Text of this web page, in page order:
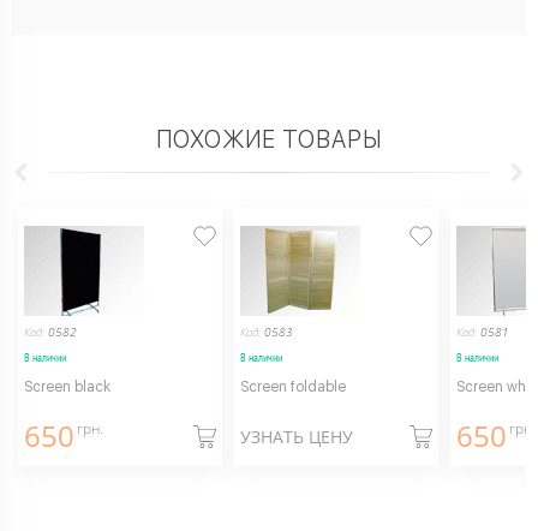
ПОХОЖИЕ ТОВАРЫ
Код: 0582
В наличии
Screen black
650 грн.
Код: 0583
В наличии
Screen foldable
УЗНАТЬ ЦЕНУ
Код: 0581
В наличии
Screen
650 грн.